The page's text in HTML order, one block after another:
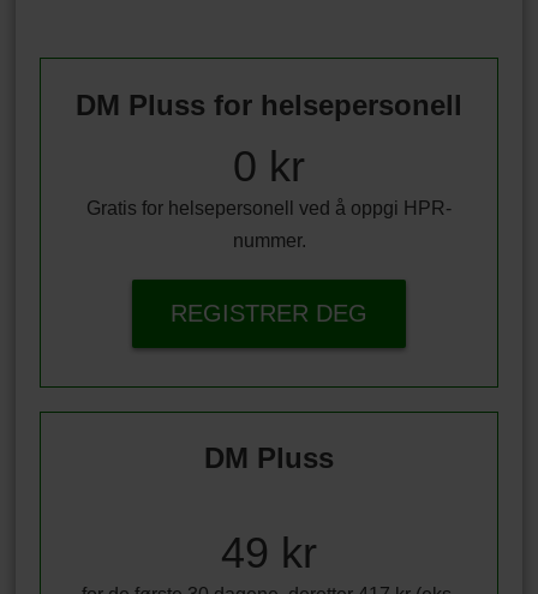
DM Pluss for helsepersonell
0 kr
Gratis for helsepersonell ved å oppgi HPR-
nummer.
REGISTRER DEG
DM Pluss
49 kr